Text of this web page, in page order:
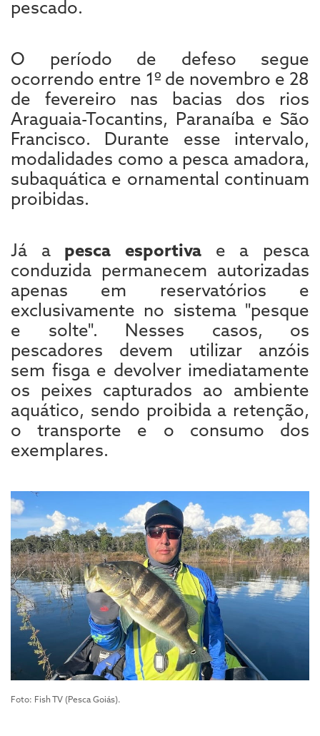
pescado.
O período de defeso segue
ocorrendo entre 1º de novembro e 28
de fevereiro nas bacias dos rios
Araguaia-Tocantins, Paranaíba e São
Francisco. Durante esse intervalo,
modalidades como a pesca amadora,
subaquática e ornamental continuam
proibidas.
Já a pesca esportiva e a pesca
conduzida permanecem autorizadas
apenas em reservatórios e
exclusivamente no sistema "pesque
e solte". Nesses casos, os
pescadores devem utilizar anzóis
sem fisga e devolver imediatamente
os peixes capturados ao ambiente
aquático, sendo proibida a retenção,
o transporte e o consumo dos
exemplares.
Foto: Fish TV (Pesca Goiás).